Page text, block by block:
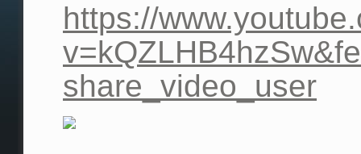
https://
share_video_user